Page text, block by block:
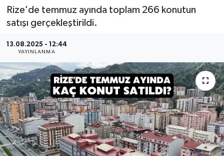
Rize'de temmuz ayında toplam 266 konutun
satışı gerçekleştirildi.
13.08.2025 - 12:44
YAYINLANMA
Teknoloji
Sağlık
Tüm Manşetler
Son Dakika Haberleri
Haber Arşivi